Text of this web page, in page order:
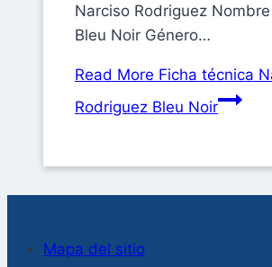
Narciso Rodriguez
Bleu Noir Género…
Read More Ficha técnica
Rodriguez Bleu Noir
Mapa del sitio